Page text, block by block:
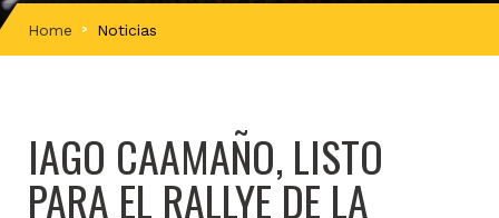
Home Noticias
IAGO CAAMAÑO, LISTO
PARA EL RALLYE DE LA